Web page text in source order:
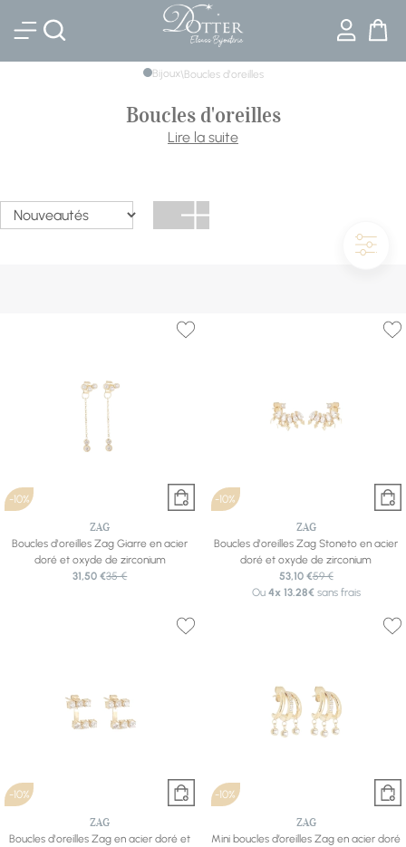
Bijouterie DOTTER
Bijoux\Boucles d'oreilles
Boucles d'oreilles
Clous discrets, créoles affirmées ou pendantes de soirée :
et les créations de la collection Bijouterie Dotter, de l'acier
Lire la suite
-10%
ZAG
Boucles d'oreilles Zag Giarre en acier
doré et oxyde de zirconium
31,50 €35 €
-10%
ZAG
Boucles d'oreilles Zag Stoneto en acier
doré et oxyde de zirconium
53,10 €59 €
Ou 4x 13.28€sans frais
-10%
ZAG
Boucles d'oreilles Zag en acier doré et
-10%
ZAG
Mini boucles d’oreilles Zag en acier doré